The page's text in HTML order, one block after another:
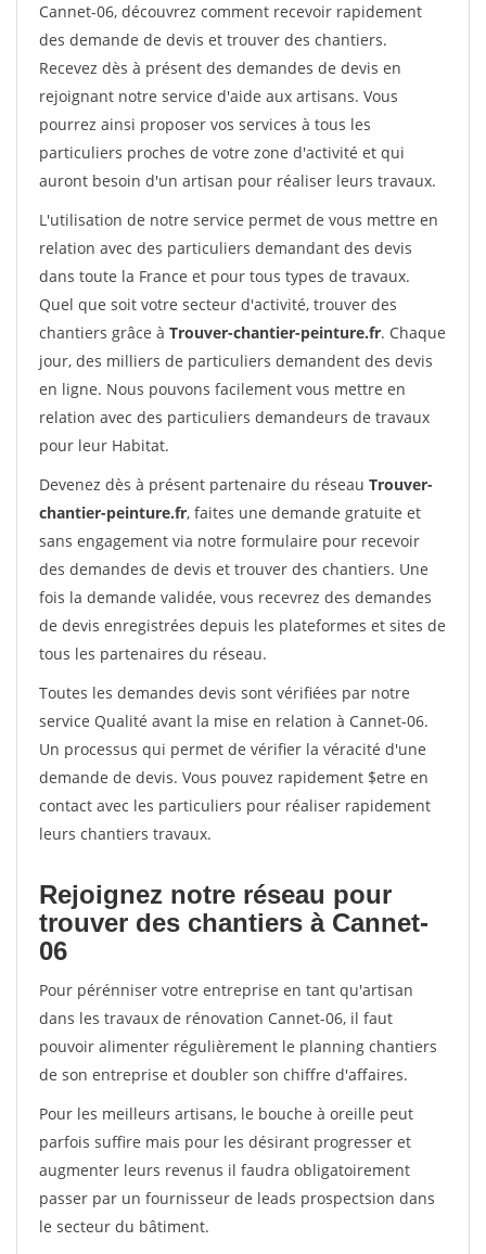
Cannet-06, découvrez comment recevoir rapidement
des demande de devis et trouver des chantiers.
Recevez dès à présent des demandes de devis en
rejoignant notre service d'aide aux artisans. Vous
pourrez ainsi proposer vos services à tous les
particuliers proches de votre zone d'activité et qui
auront besoin d'un artisan pour réaliser leurs travaux.
L'utilisation de notre service permet de vous mettre en
relation avec des particuliers demandant des devis
dans toute la France et pour tous types de travaux.
Quel que soit votre secteur d'activité, trouver des
chantiers grâce à Trouver-chantier-peinture.fr. Chaque
jour, des milliers de particuliers demandent des devis
en ligne. Nous pouvons facilement vous mettre en
relation avec des particuliers demandeurs de travaux
pour leur Habitat.
Devenez dès à présent partenaire du réseau Trouver-
chantier-peinture.fr, faites une demande gratuite et
sans engagement via notre formulaire pour recevoir
des demandes de devis et trouver des chantiers. Une
fois la demande validée, vous recevrez des demandes
de devis enregistrées depuis les plateformes et sites de
tous les partenaires du réseau.
Toutes les demandes devis sont vérifiées par notre
service Qualité avant la mise en relation à Cannet-06.
Un processus qui permet de vérifier la véracité d'une
demande de devis. Vous pouvez rapidement $etre en
contact avec les particuliers pour réaliser rapidement
leurs chantiers travaux.
Rejoignez notre réseau pour
trouver des chantiers à Cannet-
06
Pour pérénniser votre entreprise en tant qu'artisan
dans les travaux de rénovation Cannet-06, il faut
pouvoir alimenter régulièrement le planning chantiers
de son entreprise et doubler son chiffre d'affaires.
Pour les meilleurs artisans, le bouche à oreille peut
parfois suffire mais pour les désirant progresser et
augmenter leurs revenus il faudra obligatoirement
passer par un fournisseur de leads prospectsion dans
le secteur du bâtiment.